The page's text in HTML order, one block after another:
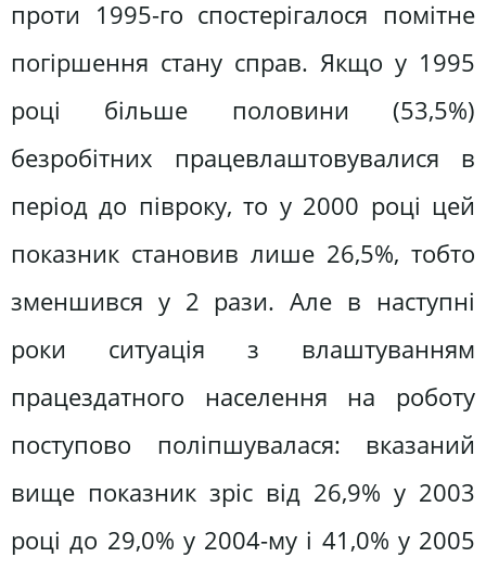
проти 1995-го спостерігалося помітне
погіршення стану справ. Якщо у 1995
році більше половини (53,5%)
безробітних працевлаштовувалися в
період до півроку, то у 2000 році цей
показник становив лише 26,5%, тобто
зменшився у 2 рази. Але в наступні
роки ситуація з влаштуванням
працездатного населення на роботу
поступово поліпшувалася: вказаний
вище показник зріс від 26,9% у 2003
році до 29,0% у 2004-му і 41,0% у 2005